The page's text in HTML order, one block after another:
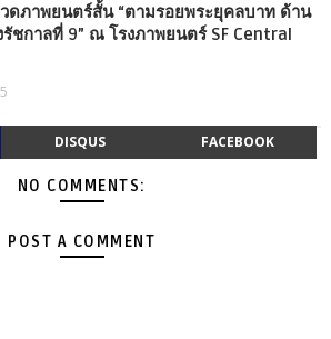
ดภาพยนตร์สั้น “ตามรอยพระยุคลบาท ด้าน
รัชกาลที่ 9” ณ โรงภาพยนตร์ SF Central
DISQUS FACEBOOK
NO COMMENTS:
POST A COMMENT